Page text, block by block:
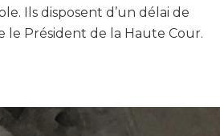
Ils disposent d’un délai de
le Président de la Haute Cour.